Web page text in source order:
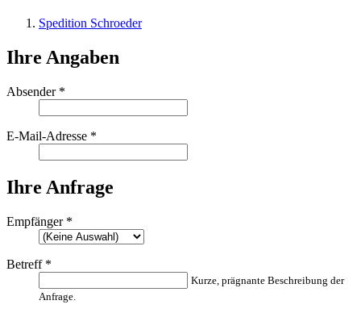
Spedition Schroeder
Ihre Angaben
Absender *
E-Mail-Adresse *
Ihre Anfrage
Empfänger *
Betreff *
Kurze, prägnante Beschreibung der
Anfrage.